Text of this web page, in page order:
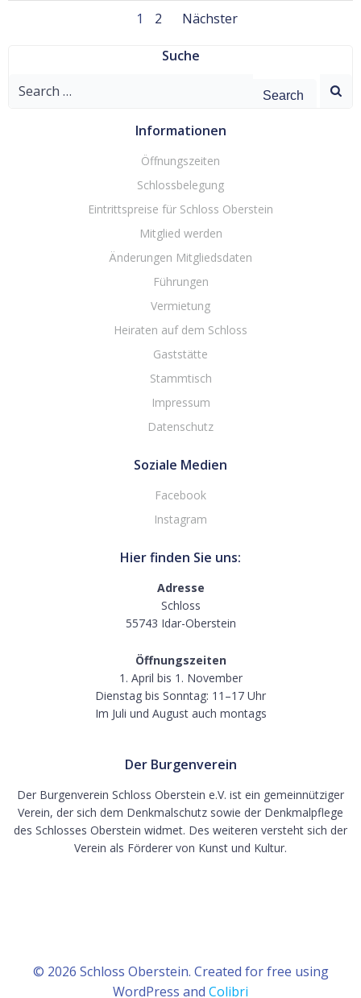
Posts
navigation
Page
1 Page
2
Posts
navigation
Nächster
Suche
Search
Informationen
Öffnungszeiten
Schlossbelegung
Eintrittspreise für Schloss Oberstein
Mitglied werden
Änderungen Mitgliedsdaten
Führungen
Vermietung
Heiraten auf dem Schloss
Gaststätte
Stammtisch
Impressum
Datenschutz
Soziale Medien
Facebook
Instagram
Hier finden Sie uns:
Adresse
Schloss
55743 Idar-Oberstein
Öffnungszeiten
1. April bis 1. November
Dienstag bis Sonntag: 11–17 Uhr
Im Juli und August auch montags
Der Burgenverein
Der Burgenverein Schloss Oberstein e.V. ist ein gemeinnütziger
Verein, der sich dem Denkmalschutz sowie der Denkmalpflege
des Schlosses Oberstein widmet. Des weiteren versteht sich der
Verein als Förderer von Kunst und Kultur.
© 2026 Schloss Oberstein. Created for free using
WordPress and Colibri